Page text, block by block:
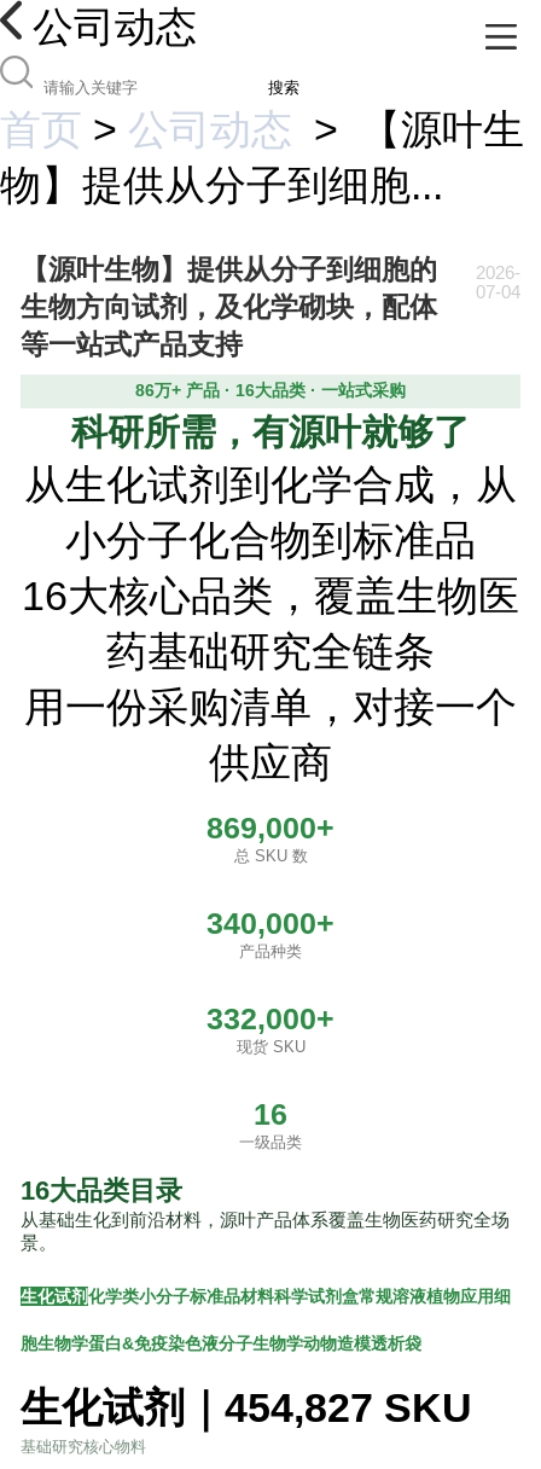
公司动态
搜索
首页 > 公司动态 >
【源叶生
物】提供从分子到细胞...
【源叶生物】提供从分子到细胞的
生物方向试剂，及化学砌块，配体
等一站式产品支持
2026-
07-04
86万+ 产品 · 16大品类 · 一站式采购
科研所需，有源叶就够了
从生化试剂到化学合成，从
小分子化合物到标准品
16大核心品类，覆盖生物医
药基础研究全链条
用一份采购清单，对接一个
供应商
869,000+
总 SKU 数
340,000+
产品种类
332,000+
现货 SKU
16
一级品类
16大品类目录
从基础生化到前沿材料，源叶产品体系覆盖生物医药研究全场
景。
生化试剂化学类小分子标准品材料科学试剂盒常规溶液植物应用细
胞生物学蛋白&免疫染色液分子生物学动物造模透析袋
生化试剂｜454,827 SKU
基础研究核心物料